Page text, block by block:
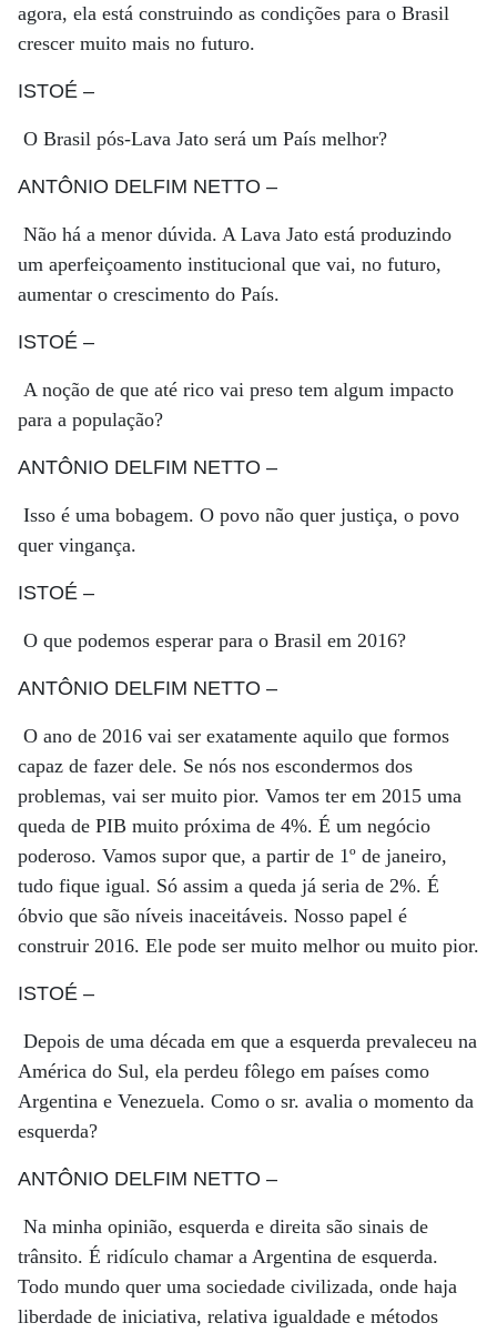
agora, ela está construindo as condições para o Brasil
crescer muito mais no futuro.
ISTOÉ –
O Brasil pós-Lava Jato será um País melhor?
ANTÔNIO DELFIM NETTO –
Não há a menor dúvida. A Lava Jato está produzindo
um aperfeiçoamento institucional que vai, no futuro,
aumentar o crescimento do País.
ISTOÉ –
A noção de que até rico vai preso tem algum impacto
para a população?
ANTÔNIO DELFIM NETTO –
Isso é uma bobagem. O povo não quer justiça, o povo
quer vingança.
ISTOÉ –
O que podemos esperar para o Brasil em 2016?
ANTÔNIO DELFIM NETTO –
O ano de 2016 vai ser exatamente aquilo que formos
capaz de fazer dele. Se nós nos escondermos dos
problemas, vai ser muito pior. Vamos ter em 2015 uma
queda de PIB muito próxima de 4%. É um negócio
poderoso. Vamos supor que, a partir de 1º de janeiro,
tudo fique igual. Só assim a queda já seria de 2%. É
óbvio que são níveis inaceitáveis. Nosso papel é
construir 2016. Ele pode ser muito melhor ou muito pior.
ISTOÉ –
Depois de uma década em que a esquerda prevaleceu na
América do Sul, ela perdeu fôlego em países como
Argentina e Venezuela. Como o sr. avalia o momento da
esquerda?
ANTÔNIO DELFIM NETTO –
Na minha opinião, esquerda e direita são sinais de
trânsito. É ridículo chamar a Argentina de esquerda.
Todo mundo quer uma sociedade civilizada, onde haja
liberdade de iniciativa, relativa igualdade e métodos